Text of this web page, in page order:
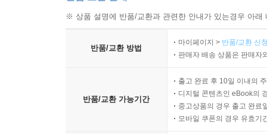
※ 상품 설명에 반품/교환과 관련한 안내가 있는경우 아
반품/교환 방법
마이페이지 > 반품/교환 신
판매자 배송 상품은 판매자
반품/교환 가능기간
출고 완료 후 10일 이내의
디지털 콘텐츠인 eBook의
중고상품의 경우 출고 완료
모바일 쿠폰의 경우 유효기